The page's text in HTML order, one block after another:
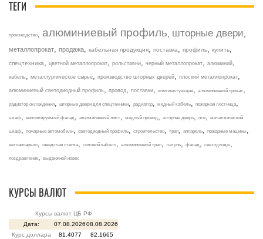
ТЕГИ
производство алюминиевый профиль шторные двери
металлопрокат продажа кабельная продукция поставка профиль купить
спецтехника цветной металлопрокат рольставни черный металлопрокат алюминий
кабель металлургическое сырье производство шторных дверей плоский металлопрокат
алюминиевый светодиодный профиль провод поставки комплектующие алюминиевый прокат
радиатор охлаждения шторные двери для спецтехники радиатор медный кабель пожарная лестница
шкаф вентилируемый фасад алюминиевый лист медный провод шторная дверь птв металлический
шкаф пожарные автомобили светодиодный профиль строительство трап аппарель пожарные машины
автоаппарель шведская стенка силовой кабель алюминиевый трап латунь фасад светодиоды
поздравление выдвижной навес
КУРСЫ ВАЛЮТ
Курсы валют ЦБ РФ
Дата:
07.08.202608.08.2026
Курс доллара
81.4077
82.1665